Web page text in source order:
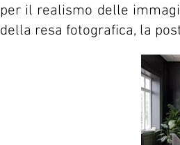
per il realismo delle
della resa fotografica, la